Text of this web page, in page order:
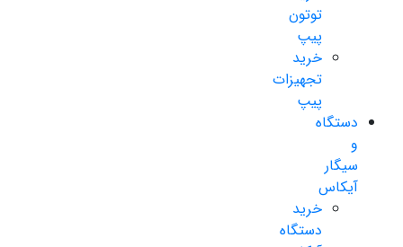
توتون
پیپ
خرید
تجهیزات
پیپ
دستگاه
و
سیگار
آیکاس
خرید
دستگاه